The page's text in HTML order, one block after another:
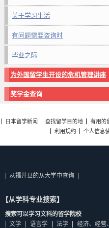
关于学习生活
有问题需要咨询时
毕业之际
为外国留学生开设的危机管理讲座
奖学金查询
日本留学新闻 查找留学目的地 有用的
利用规约
个人信息
从福井县的从大学中查询
【从学科专业搜索】
搜索可以学习文科的留学院校
文学
语言学 法学 经济、经营